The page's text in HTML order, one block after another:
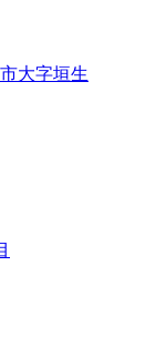
大字垣生